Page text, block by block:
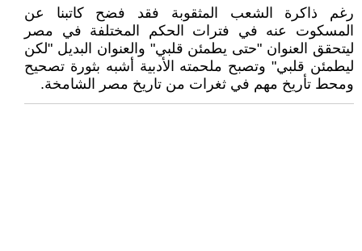
رغم ذاكرة الشعب المثقوبة فقد فضح كاتبنا عن
المسكوت عنه في فترات الحكم المختلفة في مصر
ليتحقق العنوان "حتى يطمئن قلبي" والعنوان البديل "لكن
ليطمئن قلبي" وتصبح ملحمته الأدبية أشبه بثورة تصحيح
ومحط تأريخ مهم في ثغرات من تاريخ مصر الشامخة.